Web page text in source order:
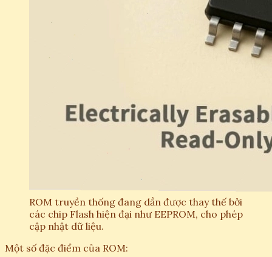
ROM truyền thống đang dần được thay thế bởi
các chip Flash hiện đại như EEPROM, cho phép
cập nhật dữ liệu.
Một số đặc điểm của ROM: